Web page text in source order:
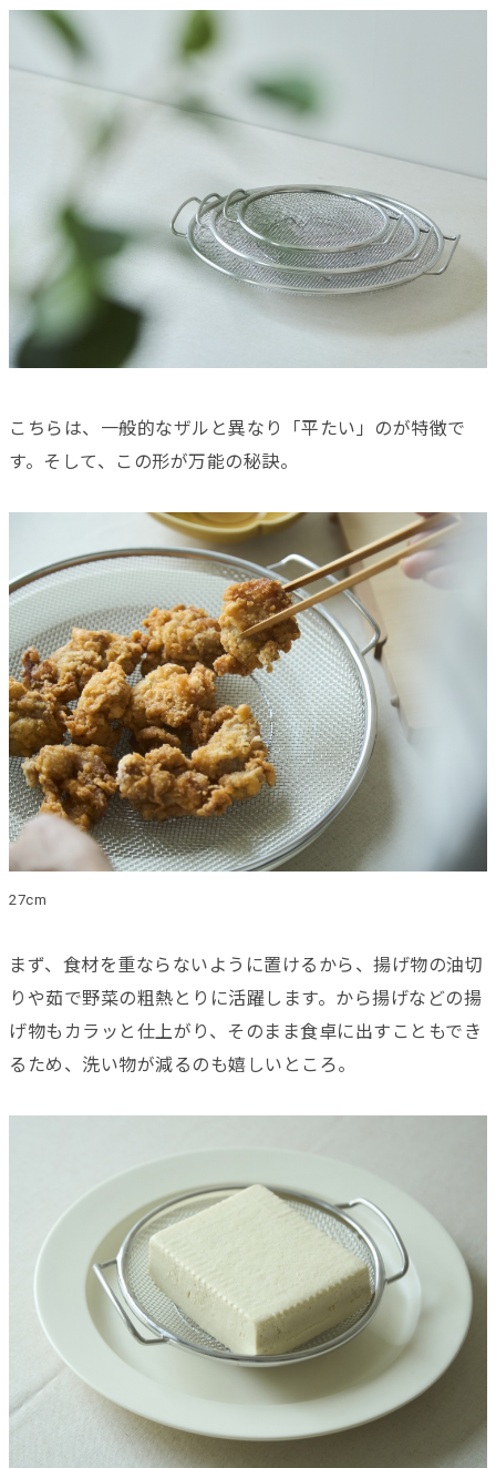
こちらは、一般的なザルと異なり「平たい」のが特徴で
す。そして、この形が万能の秘訣。
27cm
まず、食材を重ならないように置けるから、揚げ物の油切
りや茹で野菜の粗熱とりに活躍します。から揚げなどの揚
げ物もカラッと仕上がり、そのまま食卓に出すこともでき
るため、洗い物が減るのも嬉しいところ。